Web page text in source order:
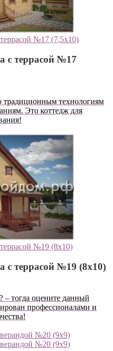
с террасой №17
традиционным технологиям
Это коттедж для
с террасой №19 (8х10)
– тогда оцените данный
профессионалами и